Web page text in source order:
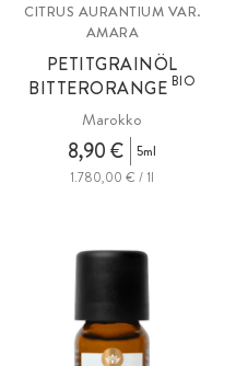
CITRUS AURANTIUM VAR.
AMARA
PETITGRAINÖL
BITTERORANGEBIO
Marokko
8,90 €
5ml
1.780,00 € / 1l